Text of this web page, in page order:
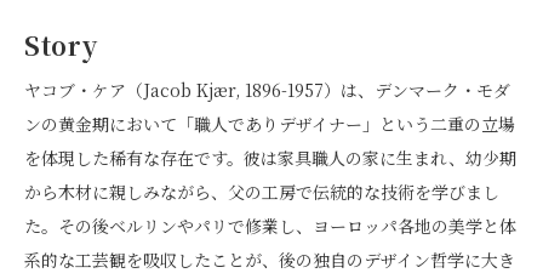
Story
ヤコブ・ケア（Jacob Kjær, 1896-1957）は、デンマーク・モダ
ンの黄金期において「職人でありデザイナー」という二重の立場
を体現した稀有な存在です。彼は家具職人の家に生まれ、幼少期
から木材に親しみながら、父の工房で伝統的な技術を学びまし
た。その後ベルリンやパリで修業し、ヨーロッパ各地の美学と体
系的な工芸観を吸収したことが、後の独自のデザイン哲学に大き